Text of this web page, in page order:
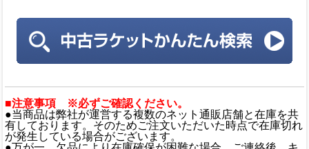
■注意事項 ※必ずご確認ください。
●当商品は弊社が運営する複数のネット通販店舗と在庫を共
有しております。そのためご注文いただいた時点で在庫切れ
が発生している場合がございます。